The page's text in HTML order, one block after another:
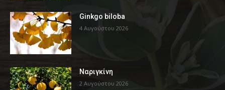
Ginkgo biloba
4 Αυγούστου 2026
Ναριγκίνη
2 Αυγούστου 2026